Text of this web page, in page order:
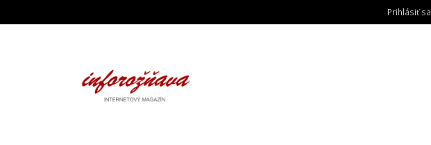
to
Prihlásiť sa